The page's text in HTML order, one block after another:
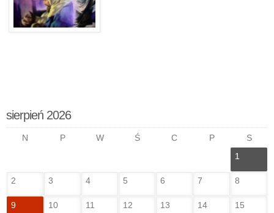
sierpień 2026
N P W Ś C P
S
1
2 3 4 5 6 7 8
9 10 11 12 13 14 15